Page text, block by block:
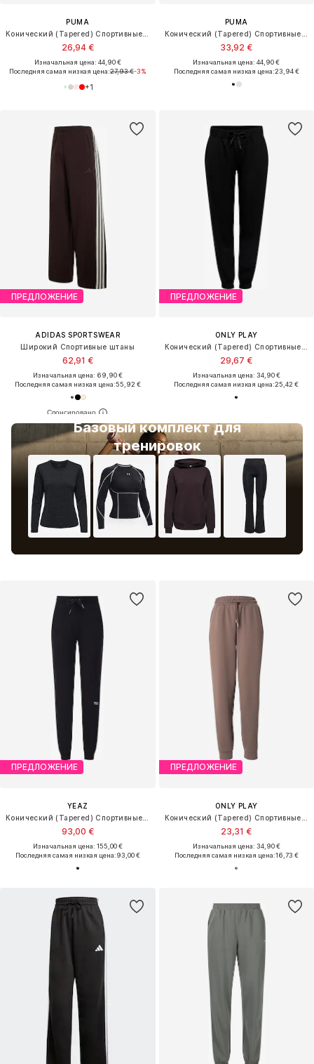
PUMA
26,94 €
Изначальная цена: 44,90 €
Последняя самая низкая цена:27,93 €-3%
+1
PUMA
33,92 €
Изначальная цена: 44,90 €
Последняя самая низкая цена:23,94 €
ПРЕДЛОЖЕНИЕ
ADIDAS SPORTSWEAR
Широкий Спортивные штаны
62,91 €
Изначальная цена: 69,90 €
Последняя самая низкая цена:55,92 €
ПРЕДЛОЖЕНИЕ
ONLY PLAY
29,67 €
Изначальная цена: 34,90 €
Последняя самая низкая цена:25,42 €
Базовый комплект для
тренировок
ПРЕДЛОЖЕНИЕ
YEAZ
93,00 €
Изначальная цена: 155,00 €
Последняя самая низкая цена:93,00 €
ПРЕДЛОЖЕНИЕ
ONLY PLAY
23,31 €
Изначальная цена: 34,90 €
Последняя самая низкая цена:16,73 €